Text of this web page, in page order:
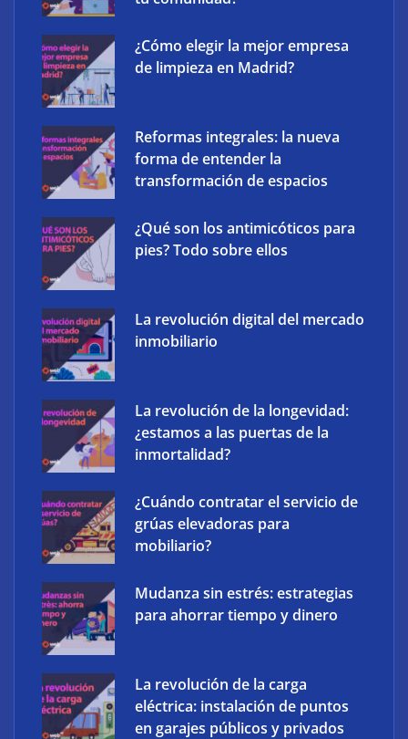
XCharge: cinco retos para la electrificación de las
flotas comerciales en España
The Factory School explica por qué aprender
herramientas de IA ya no es suficiente para los
profesionales de la arquitectura
¿Cómo elegir la mejor empresa
de limpieza en Madrid?
Reformas integrales: la nueva
forma de entender la
transformación de espacios
¿Qué son los antimicóticos para
pies? Todo sobre ellos
La revolución digital del mercado
inmobiliario
La revolución de la longevidad:
¿estamos a las puertas de la
inmortalidad?
¿Cuándo contratar el servicio de
grúas elevadoras para
mobiliario?
Mudanza sin estrés: estrategias
para ahorrar tiempo y dinero
La revolución de la carga
eléctrica: instalación de puntos
en garajes públicos y privados